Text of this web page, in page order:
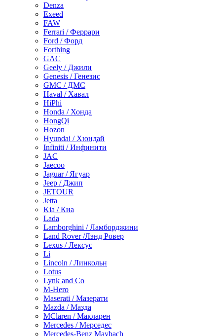
Denza
Exeed
FAW
Ferrari / Феррари
Ford / Форд
Forthing
GAC
Geely / Джили
Genesis / Генезис
GMC / ДМС
Haval / Хавал
HiPhi
Honda / Хонда
HongQi
Hozon
Hyundai / Хюндай
Infiniti / Инфинити
JAC
Jaecoo
Jaguar / Ягуар
Jeep / Джип
JETOUR
Jetta
Kia / Киа
Lada
Lamborghini / Ламборджини
Land Rover /Лэнд Ровер
Lexus / Лексус
Li
Lincoln / Линкольн
Lotus
Lynk and Co
M-Hero
Maserati / Мазерати
Mazda / Мазда
MClaren / Макларен
Mercedes / Мерседес
Mercedes-Benz Maybach